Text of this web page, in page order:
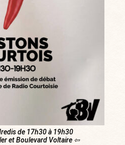
de 17h30 à 19h30
et Boulevard Voltaire ⇦